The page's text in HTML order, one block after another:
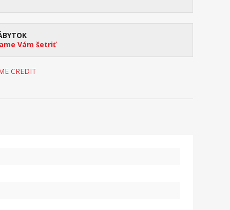
Vám šetriť
CREDIT